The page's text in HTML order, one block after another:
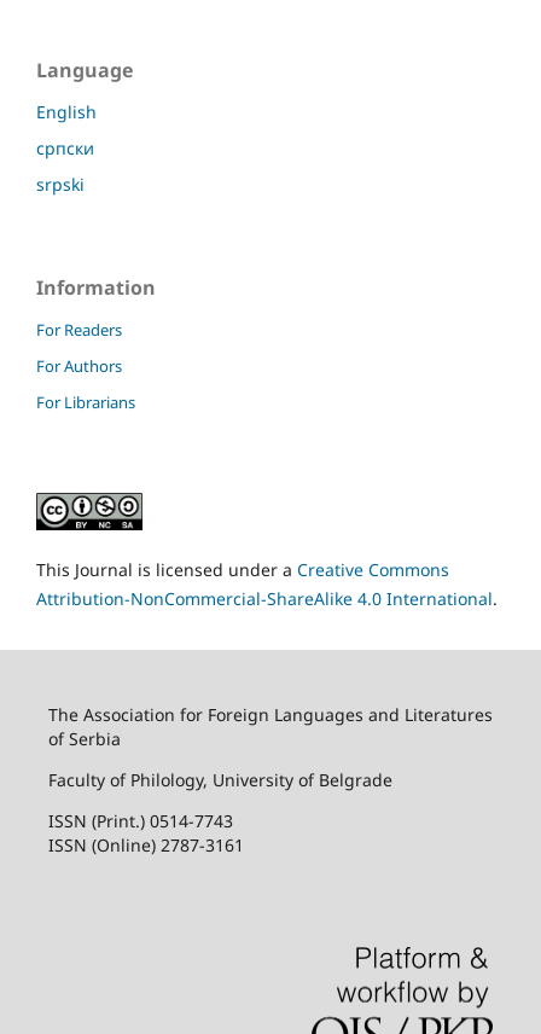
Language
English
српски
srpski
Information
For Readers
For Authors
For Librarians
This Journal is licensed under a Creative Commons
Attribution-NonCommercial-ShareAlike 4.0 International.
The Association for Foreign Languages and Literatures
of Serbia
Faculty of Philology, University of Belgrade
ISSN (Print.) 0514-7743
ISSN (Online) 2787-3161